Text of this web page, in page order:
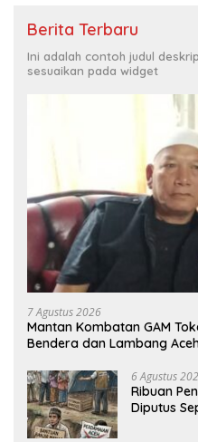
Berita Terbaru
Ini adalah contoh judul
sesuaikan pada widget
7 Agustus 2026
Mantan Kombatan GAM
Bendera dan Lambang
6 Agustus
Ribuan
Diputus